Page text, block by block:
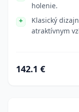
holenie.
Klasický
atraktívnym
142.1 €